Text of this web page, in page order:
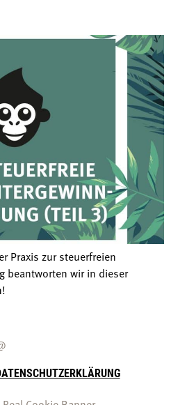
Praxis zur steuerfreien
beantworten wir in dieser